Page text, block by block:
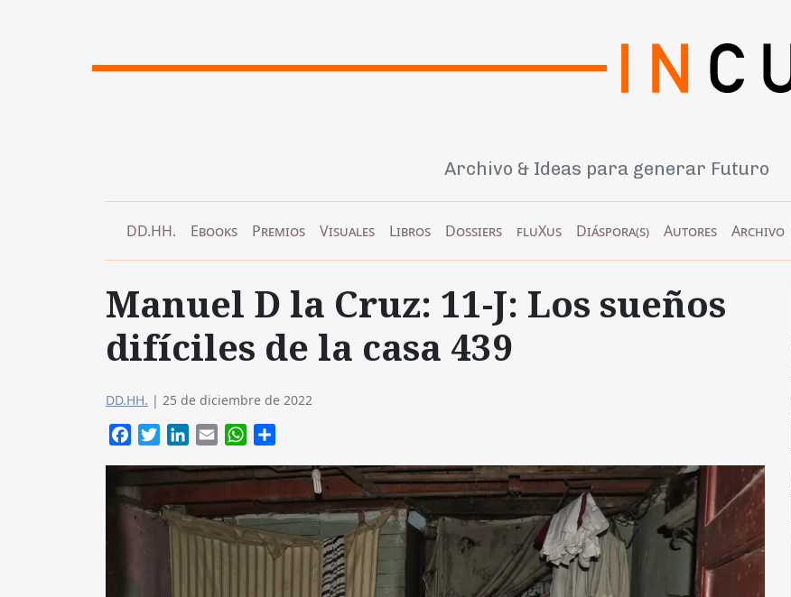
Archivo & Ideas para generar Futuro
DD.HH. Ebooks Premios Visuales Libros Dossiers fluXus Diáspora(s) Autores Archivo
Manuel D la Cruz: 11-J: Los sueños
difíciles de la casa 439
DD.HH. | 25 de diciembre de 2022
FacebookTwitterLinkedIn
Email WhatsApp